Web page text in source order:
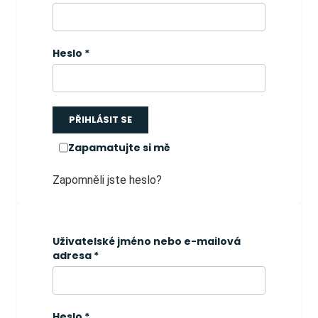
Heslo *
Zapamatujte si mě
PŘIHLÁSIT SE
Zapomněli jste heslo?
Uživatelské jméno nebo e-mailová
adresa *